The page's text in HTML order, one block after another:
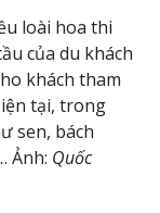
loài hoa thi
của du khách
khách tham
tại, trong
sen, bách
Ảnh: Quốc